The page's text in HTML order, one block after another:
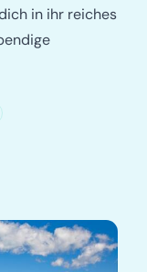
in ihr reiches